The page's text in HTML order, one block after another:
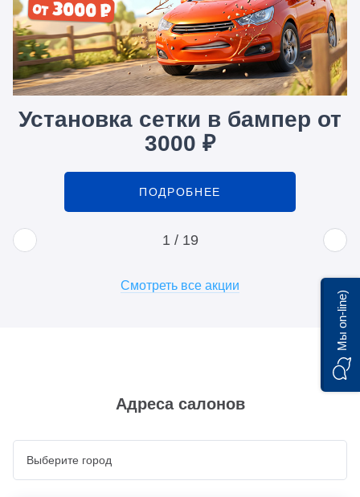
Установка сетки в бампер от
3000 ₽
ПОДРОБНЕЕ
1 / 19
Смотреть все акции
Адреса салонов
Мы on-line)